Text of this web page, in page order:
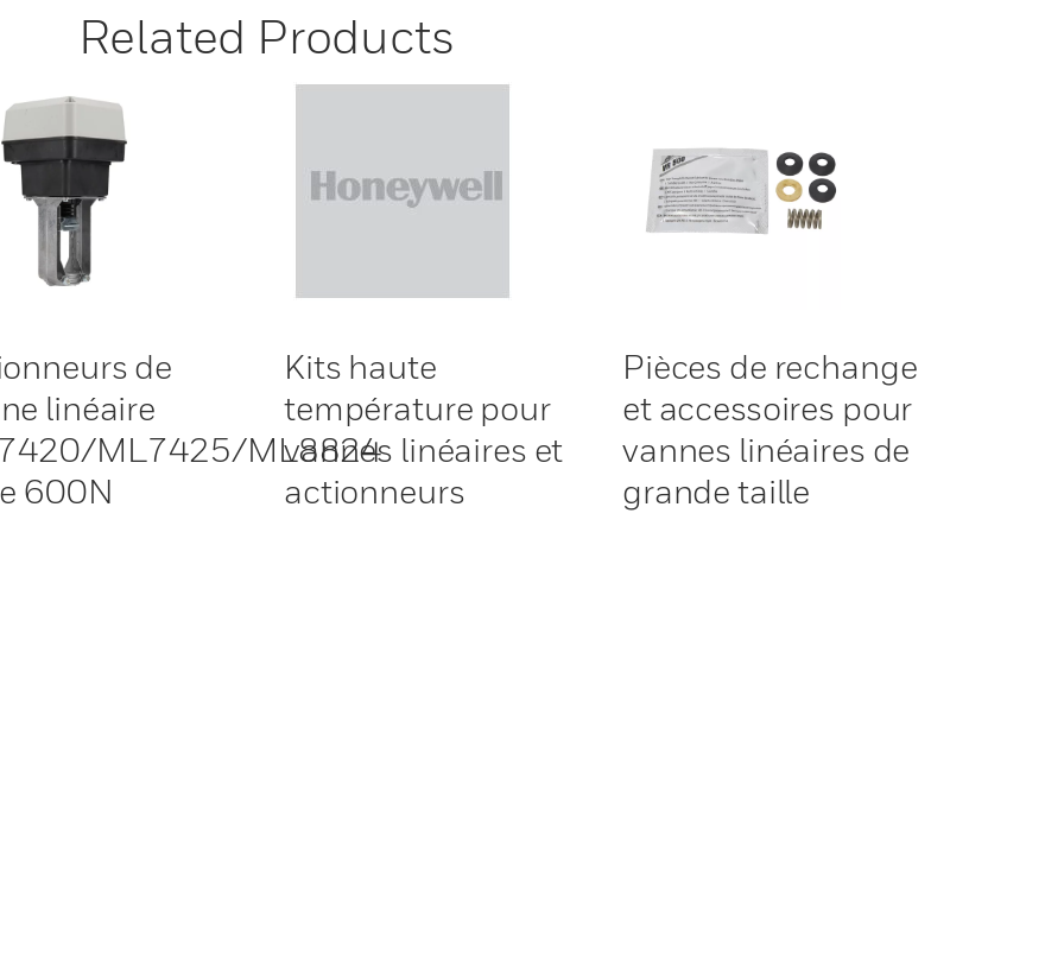
Related Products
de
linéaire
ML7425/ML8824
600N
Kits haute
température pour
vannes linéaires et
actionneurs
Pièces de rechange
et accessoires pour
vannes linéaires de
grande taille